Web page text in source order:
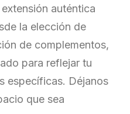
auténtica
la elección de
de complementos,
para reflejar tu
específicas. Déjanos
que sea